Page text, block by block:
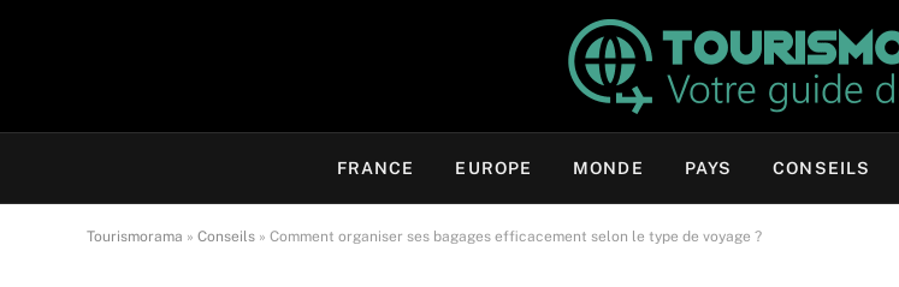
FRANCE EUROPE MONDE PAYS CONSEILS
Tourismorama » Conseils » Comment organiser ses bagages efficacement selon le type de voyage ?